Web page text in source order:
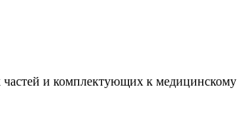
частей и комплектующих к медицинскому